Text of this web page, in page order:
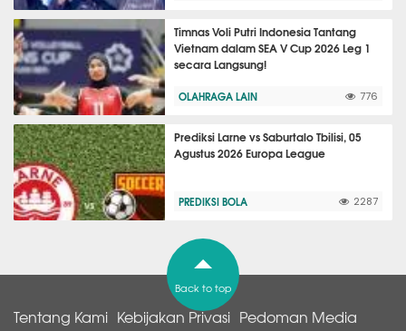
Timnas Voli Putri Indonesia Tantang
Vietnam dalam SEA V Cup 2026 Leg 1
secara Langsung!
OLAHRAGA LAIN 776
Prediksi Larne vs Saburtalo Tbilisi, 05
Agustus 2026 Europa League
PREDIKSI BOLA 2287
Back to top
Tentang Kami Kebijakan Privasi Pedoman Media